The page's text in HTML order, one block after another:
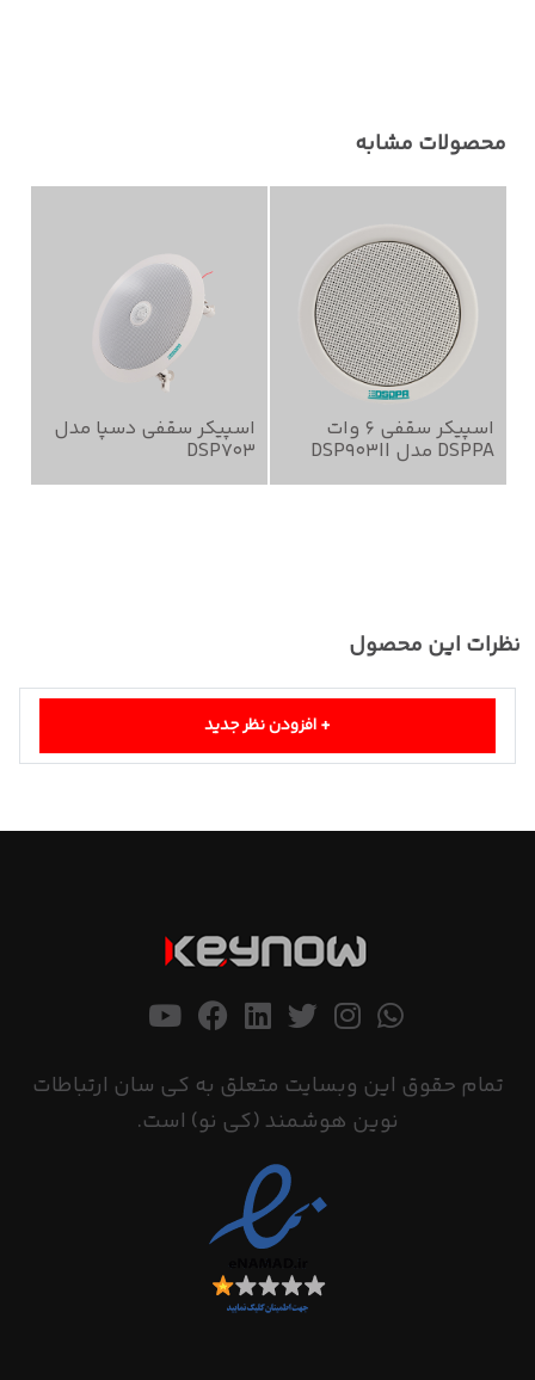
محصولات مشابه
اسپیکر سقفی 6 وات
DSPPA مدل DSP903II
اسپیکر سقفی دسپا مدل
DSP703
نظرات این محصول
+افزودن نظر جدید
تمام حقوق این وبسایت متعلق به کی سان ارتباطات
نوین هوشمند (کی نو) است.